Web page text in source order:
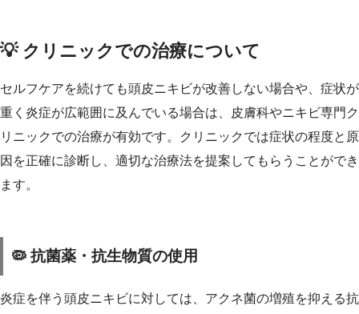
💡 クリニックでの治療について
セルフケアを続けても頭皮ニキビが改善しない場合や、症状が
重く炎症が広範囲に及んでいる場合は、皮膚科やニキビ専門ク
リニックでの治療が有効です。クリニックでは症状の程度と原
因を正確に診断し、適切な治療法を提案してもらうことができ
ます。
🦠 抗菌薬・抗生物質の使用
炎症を伴う頭皮ニキビに対しては、アクネ菌の増殖を抑える抗